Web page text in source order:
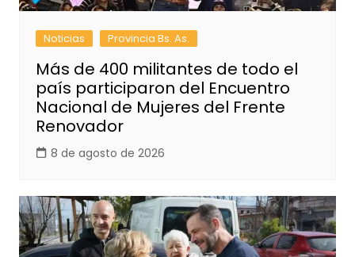
Noticias Provincia Bs. As.
Más de 400 militantes de todo el
país participaron del Encuentro
Nacional de Mujeres del Frente
Renovador
8 de agosto de 2026